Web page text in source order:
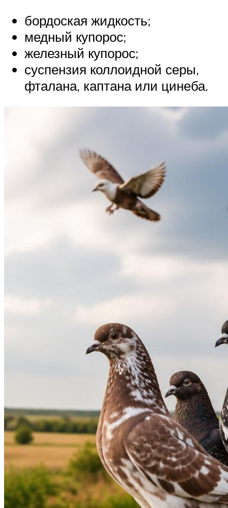
бордоская жидкость;
медный купорос;
железный купорос;
суспензия коллоидной серы,
фталана, каптана или цинеба.